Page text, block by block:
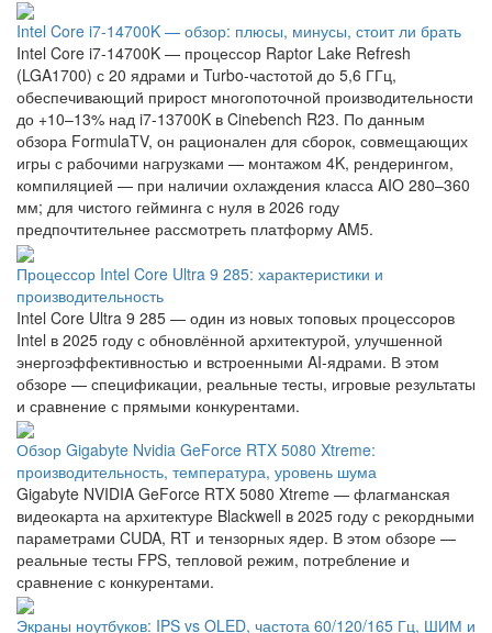
Intel Core i7-14700K — обзор: плюсы, минусы, стоит ли брать
Intel Core i7-14700K — процессор Raptor Lake Refresh
(LGA1700) с 20 ядрами и Turbo-частотой до 5,6 ГГц,
обеспечивающий прирост многопоточной производительности
до +10–13% над i7-13700K в Cinebench R23. По данным
обзора FormulaTV, он рационален для сборок, совмещающих
игры с рабочими нагрузками — монтажом 4K, рендерингом,
компиляцией — при наличии охлаждения класса AIO 280–360
мм; для чистого гейминга с нуля в 2026 году
предпочтительнее рассмотреть платформу AM5.
Процессор Intel Core Ultra 9 285: характеристики и
производительность
Intel Core Ultra 9 285 — один из новых топовых процессоров
Intel в 2025 году с обновлённой архитектурой, улучшенной
энергоэффективностью и встроенными AI-ядрами. В этом
обзоре — спецификации, реальные тесты, игровые результаты
и сравнение с прямыми конкурентами.
Обзор Gigabyte Nvidia GeForce RTX 5080 Xtreme:
производительность, температура, уровень шума
Gigabyte NVIDIA GeForce RTX 5080 Xtreme — флагманская
видеокарта на архитектуре Blackwell в 2025 году с рекордными
параметрами CUDA, RT и тензорных ядер. В этом обзоре —
реальные тесты FPS, тепловой режим, потребление и
сравнение с конкурентами.
Экраны ноутбуков: IPS vs OLED, частота 60/120/165 Гц, ШИМ и